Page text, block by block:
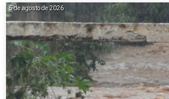
5 de agosto de 2026